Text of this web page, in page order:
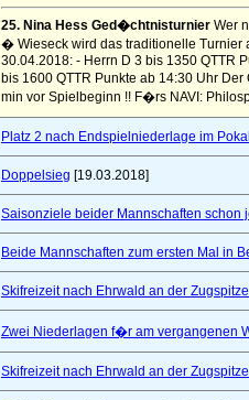
25. Nina Hess Ged�chtnisturnier Wer
� Wieseck wird das traditionelle Turnier
30.04.2018: - Herrn D 3 bis 1350 QTTR
bis 1600 QTTR Punkte ab 14:30 Uhr
min vor Spielbeginn !! F�rs NAVI:
Platz 2 nach Endspielniederlage im
Doppelsieg [19.03.2018]
Saisonziele beider Mannschaften schon
Beide Mannschaften zum ersten Mal in
Skifreizeit nach Ehrwald an der Zugspitze
Zwei Niederlagen f�r am vergangenen
Skifreizeit nach Ehrwald an der Zugspitze